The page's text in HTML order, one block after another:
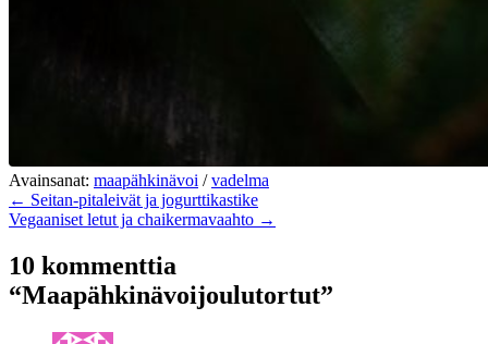
Avainsanat: maapähkinävoi /vadelma
← Seitan-pitaleivät ja jogurttikastike
Vegaaniset letut ja chaikermavaahto →
10 kommenttia
“Maapähkinävoijoulutortut”